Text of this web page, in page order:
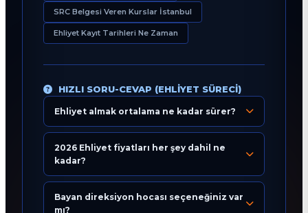
SRC Belgesi Veren Kurslar İstanbul
Ehliyet Kayıt Tarihleri Ne Zaman
HIZLI SORU-CEVAP (EHLIYET SÜRECI)
Ehliyet almak ortalama ne kadar sürer?
2026 Ehliyet fiyatları her şey dahil ne
kadar?
Bayan direksiyon hocası seçeneğiniz var
mı?
Eğitim Danışmanı
Bugün 18:52